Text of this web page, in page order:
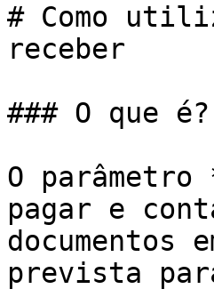
# Como
receber
### O que é?
O
pagar e
documentos
prevista